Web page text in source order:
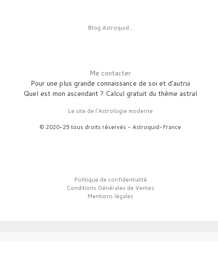
Blog Astroquid...
Me contacter
Pour une plus grande connaissance de soi et d'autrui
Quel est mon ascendant ? Calcul gratuit du thème astral
Le site de l'Astrologie moderne
© 2020-25 tous droits réservés - Astroquid-France
Politique de confidentialité
Conditions Générales de Ventes
Mentions légales